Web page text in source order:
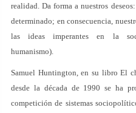
realidad. Da forma a nuestros
determinado; en consecuencia,
las ideas imperantes en la
humanismo).
Samuel Huntington, en su libro El
desde la década de 1990 se ha
competición de sistemas